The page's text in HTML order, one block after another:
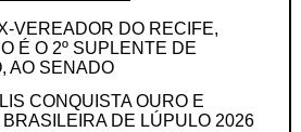
VEREADOR DO RECIFE,
É O 2º SUPLENTE DE
AO SENADO
CONQUISTA OURO E
DE LÚPULO 2026